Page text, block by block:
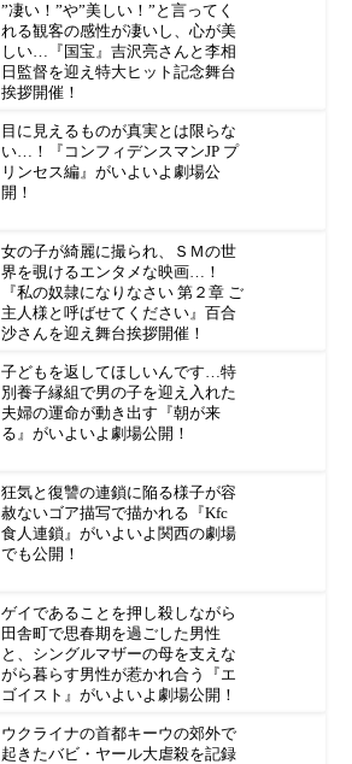
”凄い！”や”美しい！”と言ってく
れる観客の感性が凄いし、心が美
しい…『国宝』吉沢亮さんと李相
日監督を迎え特大ヒット記念舞台
挨拶開催！
目に見えるものが真実とは限らな
い…！『コンフィデンスマンJP プ
リンセス編』がいよいよ劇場公
開！
女の子が綺麗に撮られ、ＳＭの世
界を覗けるエンタメな映画…！
『私の奴隷になりなさい 第２章 ご
主人様と呼ばせてください』百合
沙さんを迎え舞台挨拶開催！
子どもを返してほしいんです…特
別養子縁組で男の子を迎え入れた
夫婦の運命が動き出す『朝が来
る』がいよいよ劇場公開！
狂気と復讐の連鎖に陥る様子が容
赦ないゴア描写で描かれる『Kfc
食人連鎖』がいよいよ関西の劇場
でも公開！
ゲイであることを押し殺しながら
田舎町で思春期を過ごした男性
と、シングルマザーの母を支えな
がら暮らす男性が惹かれ合う『エ
ゴイスト』がいよいよ劇場公開！
ウクライナの首都キーウの郊外で
起きたバビ・ヤール大虐殺を記録